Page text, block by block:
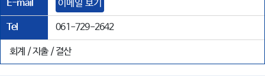
E-mail 이메일 보기
Tel 061-729-2642
회계 / 지출 / 결산